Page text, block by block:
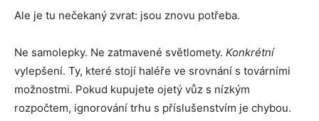
Ale je tu nečekaný zvrat: jsou znovu potřeba.
Ne samolepky. Ne zatmavené světlomety. Konkrétní
vylepšení. Ty, které stojí haléře ve srovnání s továrními
možnostmi. Pokud kupujete ojetý vůz s nízkým
rozpočtem, ignorování trhu s příslušenstvím je chybou.